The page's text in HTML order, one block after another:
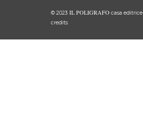
© 2023 IL POLIGRAFO casa editrice
credits